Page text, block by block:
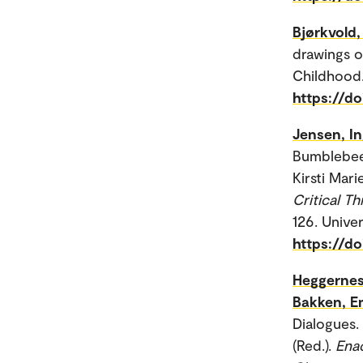
Bjørkvold,
drawings
https://
Jensen,
Kirsti
Critical
126.
https://
Bakken,
(Red.).